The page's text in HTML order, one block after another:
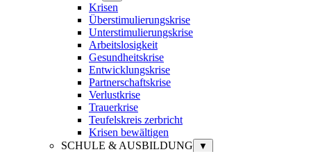
Krisen
Überstimulierungskrise
Unterstimulierungskrise
Arbeitslosigkeit
Gesundheitskrise
Entwicklungskrise
Partnerschaftskrise
Verlustkrise
Trauerkrise
Teufelskreis zerbricht
Krisen bewältigen
SCHULE & AUSBILDUNG
▼